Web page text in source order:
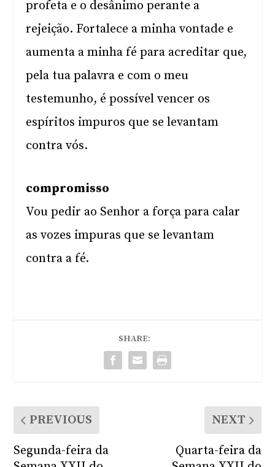
profeta e o desânimo perante a
rejeição. Fortalece a minha vontade e
aumenta a minha fé para acreditar que,
pela tua palavra e com o meu
testemunho, é possível vencer os
espíritos impuros que se levantam
contra vós.
compromisso
Vou pedir ao Senhor a força para calar
as vozes impuras que se levantam
contra a fé.
SHARE:
PREVIOUS
Segunda-feira da
NEXT
Quarta-feira da